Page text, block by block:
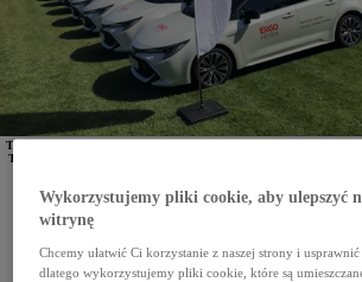
Towarzystwo ubezpieczeniowe
ERGO Hestia we współpracy z
Toyoty i Lexusa, zorganizowała długodystansowy konkurs "ECO
ERGO Hestia to towarzystwo ubezpieczeniowe, które od 7 lat
pojazdach Toyoty. Pierwszych 180 hybryd trafiło do mobilnych
zorganizowała długodystansowy konkurs "ECO press! CO2
wykazać umiejętnościami ekologicznej jazdy.
Wykorzystujemy pliki cookie, aby ulepszyć
witrynę
Chcemy ułatwić Ci korzystanie z naszej strony i usprawnić
dlatego wykorzystujemy pliki cookie, które są